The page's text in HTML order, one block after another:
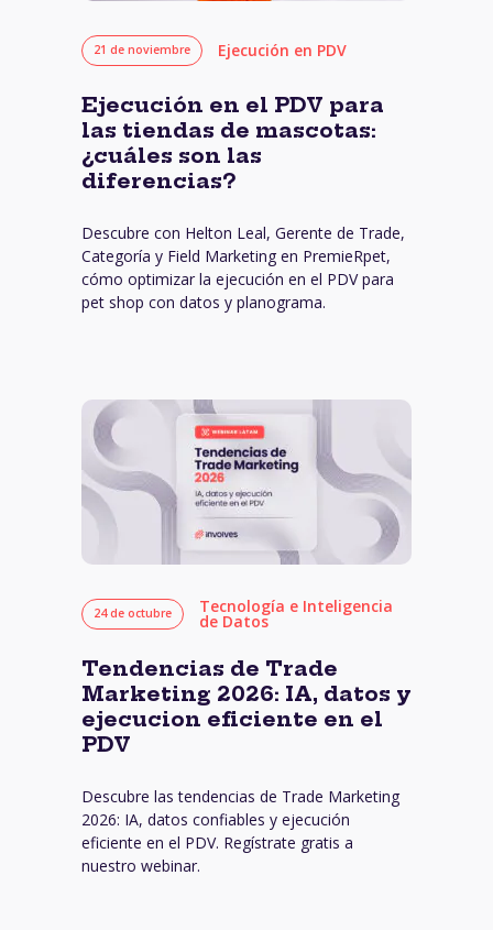
21 de noviembre Ejecución en PDV
Ejecución en el PDV para
las tiendas de mascotas:
¿cuáles son las
diferencias?
Descubre con Helton Leal, Gerente de Trade,
Categoría y Field Marketing en PremieRpet,
cómo optimizar la ejecución en el PDV para
pet shop con datos y planograma.
24 de octubre Tecnología e Inteligencia
de Datos
Tendencias de Trade
Marketing 2026: IA, datos y
ejecucion eficiente en el
PDV
Descubre las tendencias de Trade Marketing
2026: IA, datos confiables y ejecución
eficiente en el PDV. Regístrate gratis a
nuestro webinar.